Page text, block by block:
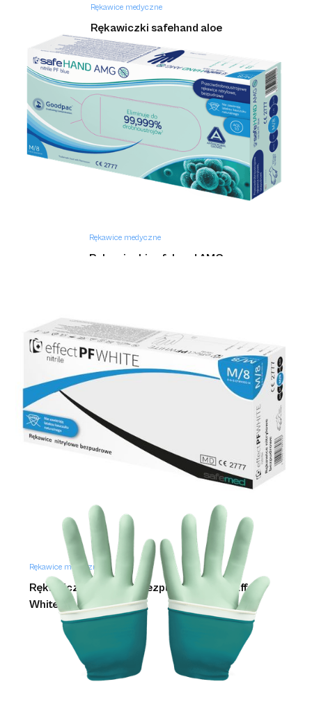
Rękawice medyczne
Rękawiczki safehand aloe
Rękawice medyczne
Rękawiczki safehand AMG
Rękawice medyczne
Rękawiczki nitrylowe bezpudrowe białe Effect
White